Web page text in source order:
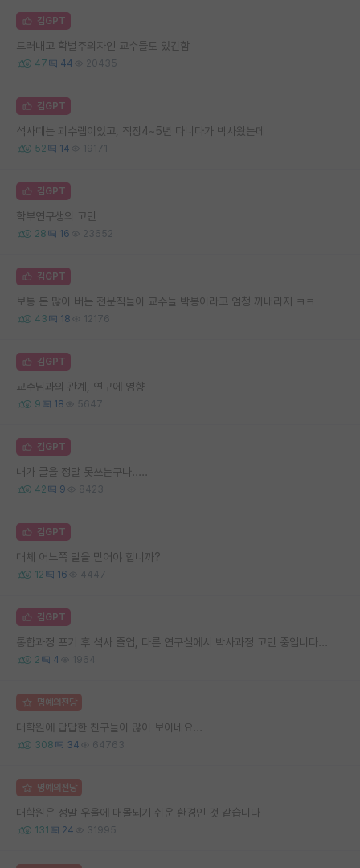
김GPT
드러내고 학벌주의자인 교수들도 있긴함
47 44 20435
김GPT
석사때는 괴수랩이었고, 직장4~5년 다니다가 박사왔는데
52 14 19171
김GPT
학부연구생의 고민
28 16 23652
김GPT
보통 돈 많이 버는 전문직들이 교수들 박봉이라고 엄청 까내리지 ㅋㅋ
43 18 12176
김GPT
교수님과의 관계, 연구에 영향
9 18 5647
김GPT
내가 글을 정말 못쓰는구나.....
42 9 8423
김GPT
대체 어느쪽 말을 믿어야 합니까?
12 16 4447
김GPT
통합과정 포기 후 석사 졸업, 다른 연구실에서 박사과정 고민 중입니다...
2 4 1964
명예의전당
대학원에 답답한 친구들이 많이 보이네요...
308 34 64763
명예의전당
대학원은 정말 우울에 매몰되기 쉬운 환경인 것 같습니다
131 24 31995